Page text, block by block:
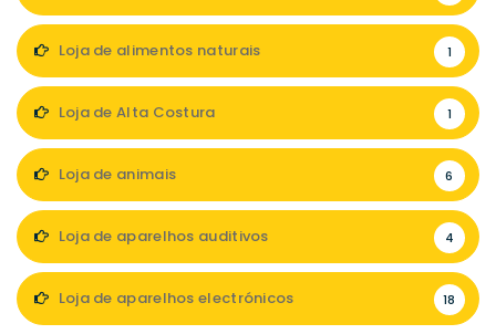
Loja de alimentos naturais 1
Loja de Alta Costura 1
Loja de animais 6
Loja de aparelhos auditivos 4
Loja de aparelhos electrónicos 18